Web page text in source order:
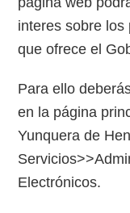
interes sobre los
que ofrece el
Para ello
en la página
Yunquera de
Electrónicos.